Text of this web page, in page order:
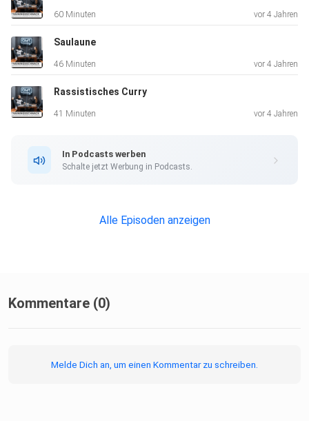
60 Minuten vor 4 Jahren
Saulaune
46 Minuten vor 4 Jahren
Rassistisches Curry
41 Minuten vor 4 Jahren
In Podcasts werben
Schalte jetzt Werbung in Podcasts.
Alle Episoden anzeigen
Kommentare (0)
Melde Dich an, um einen Kommentar zu schreiben.